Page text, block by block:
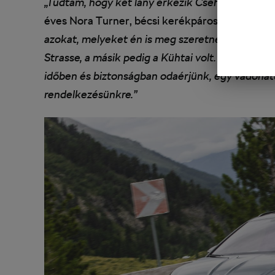
éves Nora Turner, bécsi kerékpáros.
„Listába
azokat, melyeket én is meg szeretnék még
Strasse, a másik pedig a Kühtai volt. Két
időben és biztonságban odaérjünk, egy
rendelkezésünkre.”